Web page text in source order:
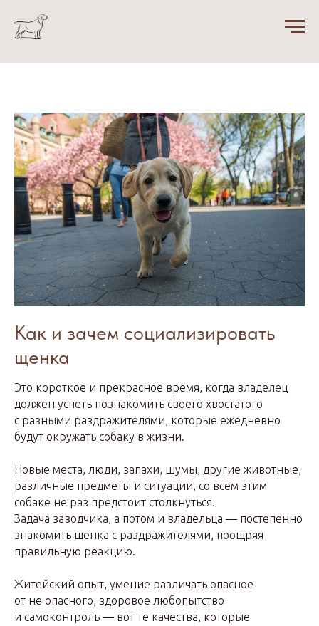
Как и зачем социализировать
щенка
Это короткое и прекрасное время, когда владелец
должен успеть познакомить своего хвостатого
с разными раздражителями, которые ежедневно
будут окружать собаку в жизни.
Новые места, люди, запахи, шумы, другие животные,
различные предметы и ситуации, со всем этим
собаке не раз предстоит столкнуться.
Задача заводчика, а потом и владельца — постепенно
знакомить щенка с раздражителями, поощряя
правильную реакцию.
Житейский опыт, умение различать опасное
от не опасного, здоровое любопытство
и самоконтроль — вот те качества, которые